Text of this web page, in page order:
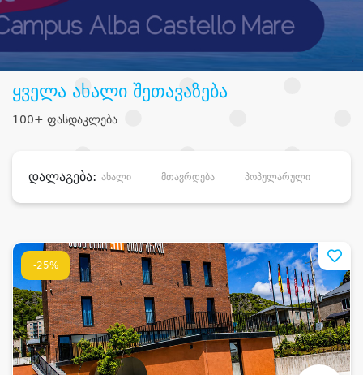
ყველა ახალი შეთავაზება
100+ ფასდაკლება
დალაგება: ახალი მთავრდება პოპულარული
-25%